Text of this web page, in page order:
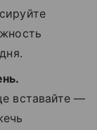
вставайте —